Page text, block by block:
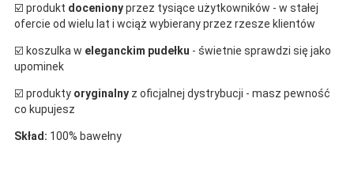
☑️ produkt docenionyprzez tysiące użytkowników - w stałej
ofercie od wielu lat i wciąż wybierany przez rzesze klientów
☑️ koszulka w eleganckim pudełku - świetnie sprawdzi się jako
upominek
☑️ produkty oryginalny z oficjalnej dystrybucji - masz pewność
co kupujesz
Skład: 100% bawełny